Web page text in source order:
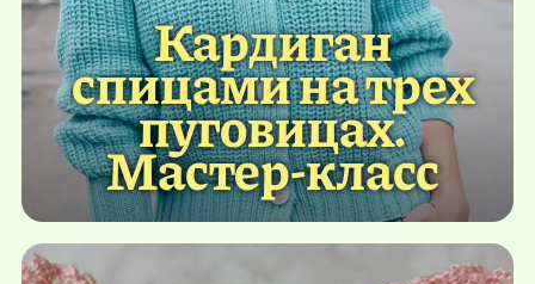
Кардиган
спицами на трех
пуговицах.
Мастер-класс